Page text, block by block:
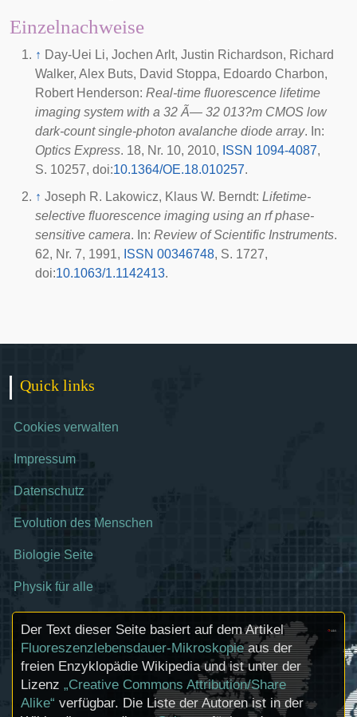
Einzelnachweise
↑ Day-Uei Li, Jochen Arlt, Justin Richardson, Richard
Walker, Alex Buts, David Stoppa, Edoardo Charbon,
Robert Henderson: Real-time fluorescence lifetime
imaging system with a 32 Ã— 32 013?m CMOS low
dark-count single-photon avalanche diode array. In:
Optics Express. 18, Nr. 10, 2010, ISSN 1094-4087,
S. 10257, doi:10.1364/OE.18.010257.
↑ Joseph R. Lakowicz, Klaus W. Berndt: Lifetime-
selective fluorescence imaging using an rf phase-
sensitive camera. In: Review of Scientific Instruments.
62, Nr. 7, 1991, ISSN 00346748, S. 1727,
doi:10.1063/1.1142413.
Quick links
Cookies verwalten
Impressum
Datenschutz
Evolution des Menschen
Biologie Seite
Physik für alle
Der Text dieser Seite basiert auf dem Artikel
Fluoreszenzlebensdauer-Mikroskopieaus der
freien Enzyklopädie Wikipedia und ist unter der
Lizenz „Creative Commons Attribution/Share
Alike“ verfügbar. Die Liste der Autoren ist in der